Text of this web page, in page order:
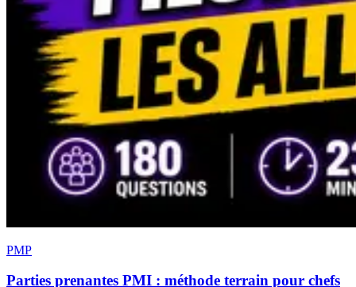
PMP
Parties prenantes PMI : méthode terrain pour chefs